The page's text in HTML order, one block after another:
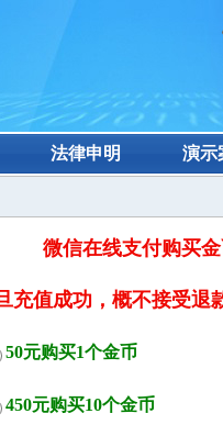
法律申明 演示
微信在线支付购买
充值成功，概不接受退
50元购买1个金币
450元购买10个金币